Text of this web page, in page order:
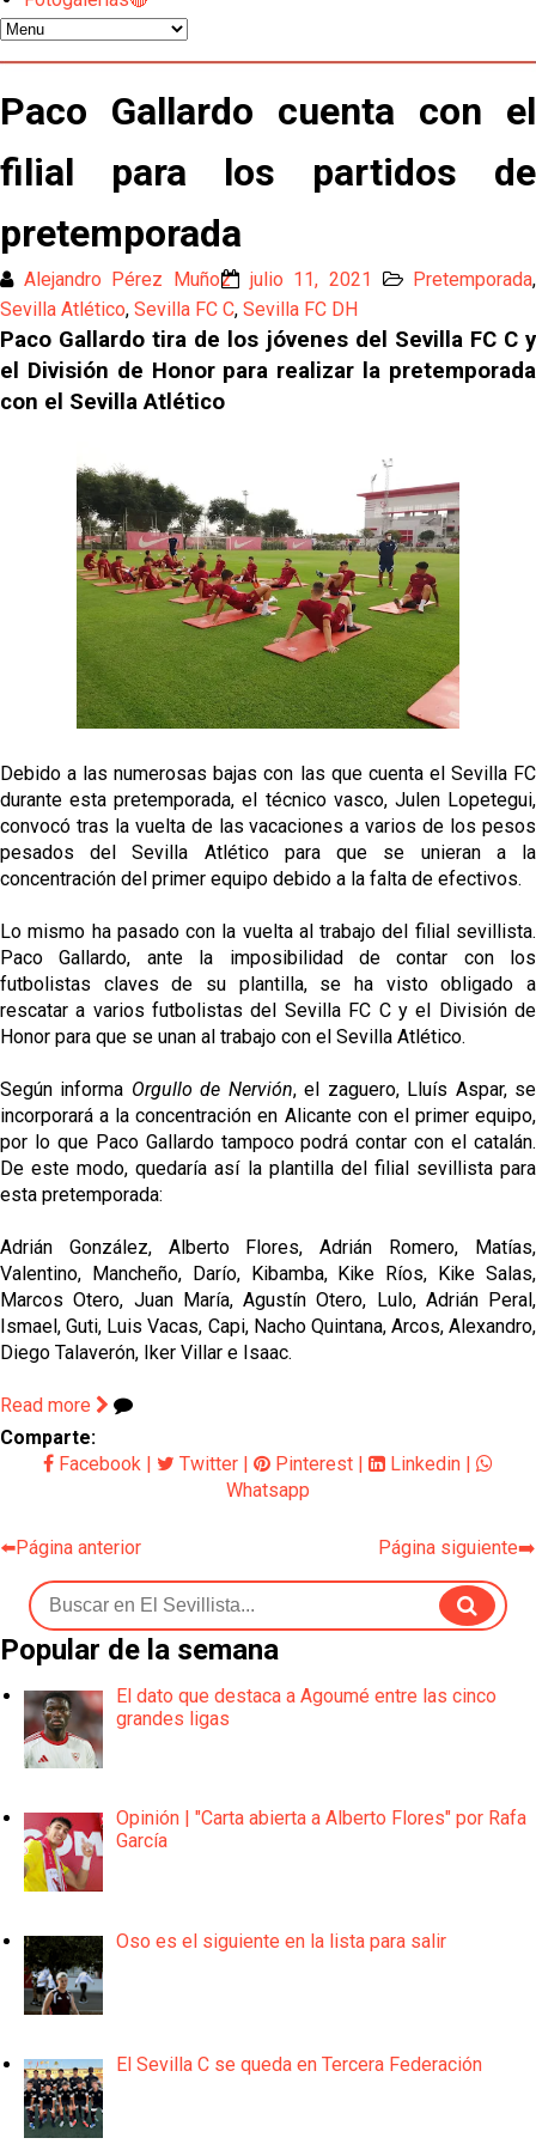
Los contratiempos para García Plaza por la mala
gestión de un inválido Consejo
El Sevilla C se queda en Tercera Federación
Atlético y Getafe agitan el mercado de LaLiga
Luis García Plaza: No sufrir ya es un paso adelante
El Sevilla FC plantea ampliar hasta cinco fichajes
más antes del cierre
Djibril Sow pone rumbo a Italia para firmar su nuevo
Kochorashvili, seria opción para reforzar el centro
del campo sevillista
Sow muy cerca de cerrar su traspaso al Genoa
Oso es el siguiente en la lista para salir
Banquillos confirmados: así queda la cantera del
Sevilla Femenino para la 2026/27
Celta y Rayo agitan el mercado de La Liga
Previa | El Sevilla FC cierra la pretemporada con el
exigente choque ante el Bayer Leverkusen
Paco Gallardo cuenta con el
filial para los partidos de
pretemporada
Alejandro Pérez Muñoz julio 11, 2021 Pretemporada,
Sevilla Atlético, Sevilla FC C, Sevilla FC DH
Paco Gallardo tira de los jóvenes del Sevilla FC C y
el División de Honor para realizar la pretemporada
con el Sevilla Atlético
Debido a las numerosas bajas con las que cuenta el Sevilla FC
durante esta pretemporada, el técnico vasco, Julen Lopetegui,
convocó tras la vuelta de las vacaciones a varios de los pesos
pesados del Sevilla Atlético para que se unieran a la
concentración del primer equipo debido a la falta de efectivos.
Lo mismo ha pasado con la vuelta al trabajo del filial sevillista.
Paco Gallardo, ante la imposibilidad de contar con los
futbolistas claves de su plantilla, se ha visto obligado a
rescatar a varios futbolistas del Sevilla FC C y el División de
Honor para que se unan al trabajo con el Sevilla Atlético.
Según informa Orgullo de Nervión, el zaguero, Lluís Aspar, se
incorporará a la concentración en Alicante con el primer equipo,
por lo que Paco Gallardo tampoco podrá contar con el catalán.
De este modo, quedaría así la plantilla del filial sevillista para
esta pretemporada:
Adrián González, Alberto Flores, Adrián Romero, Matías,
Valentino, Mancheño, Darío, Kibamba, Kike Ríos, Kike Salas,
Marcos Otero, Juan María, Agustín Otero, Lulo, Adrián Peral,
Ismael, Guti, Luis Vacas, Capi, Nacho Quintana, Arcos, Alexandro,
Diego Talaverón, Iker Villar e Isaac.
Read more
Comparte:
Facebook
Twitter Pinterest Linkedin
Whatsapp
⬅️Página anterior Página siguiente➡️
Popular de la semana
El dato que destaca a Agoumé entre las cinco
grandes ligas
Opinión | "Carta abierta a Alberto Flores" por Rafa
García
Oso es el siguiente en la lista para salir
El Sevilla C se queda en Tercera Federación